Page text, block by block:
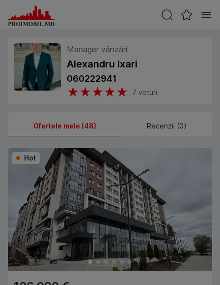
Manager vânzări
Alexandru Ixari
060222941
★
★
★
★
★ 7 voturi
Ofertele mele (48) Recenzii (0)
Hot